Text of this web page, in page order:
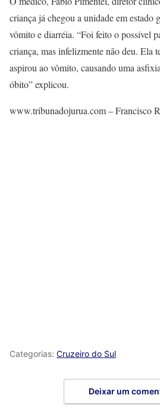
criança já chegou a unidade em estado
vômito e diarréia. “Foi feito o possível
criança, mas infelizmente não deu. Ela
aspirou ao vômito, causando uma
óbito” explicou.
www.tribunadojurua.com – Francisco
Categorias: Cruzeiro do Sul
Deixar um